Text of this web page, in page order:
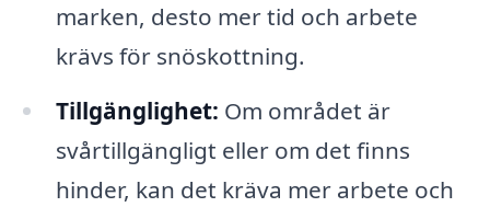
marken, desto mer tid och arbete
krävs för snöskottning.
Tillgänglighet: Om området är
svårtillgängligt eller om det finns
hinder, kan det kräva mer arbete och